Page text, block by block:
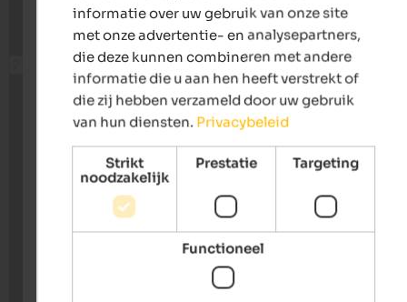
informatie over uw gebruik van onze site
met onze advertentie- en analysepartners,
die deze kunnen combineren met andere
informatie die u aan hen heeft verstrekt of
die zij hebben verzameld door uw gebruik
van hun diensten. Privacybeleid
Strikt
noodzakelijk
Prestatie Targeting
Functioneel